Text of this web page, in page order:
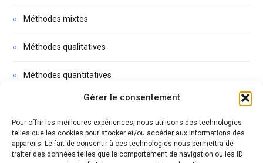
Gérer le consentement
Pour offrir les meilleures expériences, nous utilisons des technologies
telles que les cookies pour stocker et/ou accéder aux informations des
appareils. Le fait de consentir à ces technologies nous permettra de
traiter des données telles que le comportement de navigation ou les ID
Méthodes mixtes
Méthodes qualitatives
Méthodes quantitatives
Podcasts
Thèse